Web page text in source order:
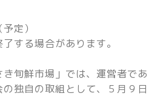
定）
する場合があります。
旬鮮市場」では、運営者であ
独自の取組として、５月９日